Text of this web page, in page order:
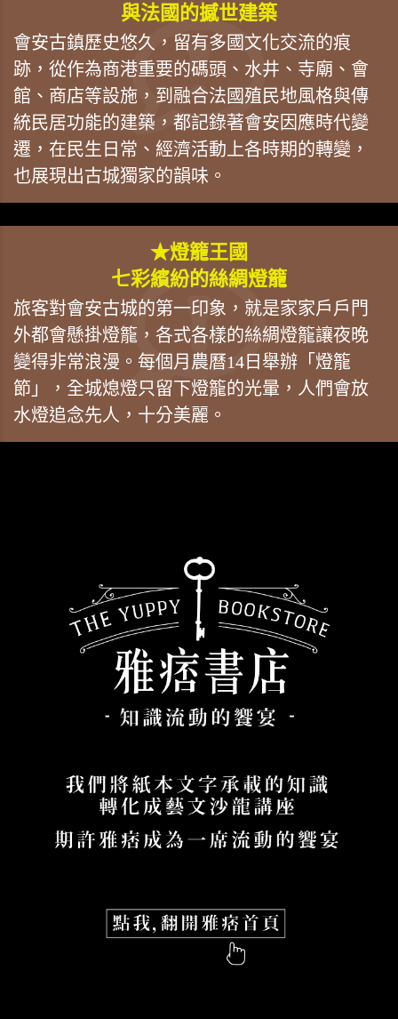
與法國的撼世建築
會安古鎮歷史悠久，留有多國文化交流的痕
跡，從作為商港重要的碼頭、水井、寺廟、會
館、商店等設施，到融合法國殖民地風格與傳
統民居功能的建築，都記錄著會安因應時代變
遷，在民生日常、經濟活動上各時期的轉變，
也展現出古城獨家的韻味。
★燈籠王國
七彩繽紛的絲綢燈籠
旅客對會安古城的第一印象，就是家家戶戶門
外都會懸掛燈籠，各式各樣的絲綢燈籠讓夜晚
變得非常浪漫。每個月農曆14日舉辦「燈籠
節」，全城熄燈只留下燈籠的光暈，人們會放
水燈追念先人，十分美麗。